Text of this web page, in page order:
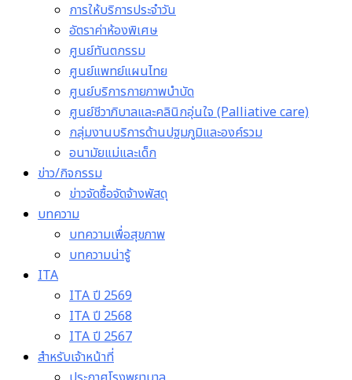
การให้บริการประจำวัน
อัตราค่าห้องพิเศษ
ศูนย์ทันตกรรม
ศูนย์แพทย์แผนไทย
ศูนย์บริการกายภาพบำบัด
ศูนย์ชีวาภิบาลและคลินิกอุ่นใจ (Palliative care)
กลุ่มงานบริการด้านปฐมภูมิและองค์รวม
อนามัยแม่และเด็ก
ข่าว/กิจกรรม
ข่าวจัดซื้อจัดจ้างพัสดุ
บทความ
บทความเพื่อสุขภาพ
บทความน่ารู้
ITA
ITA ปี 2569
ITA ปี 2568
ITA ปี 2567
สำหรับเจ้าหน้าที่